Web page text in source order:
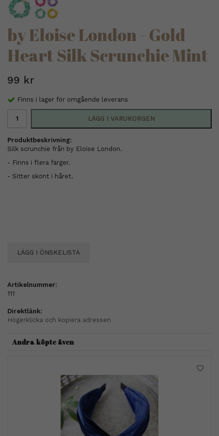
by Eloise London - Gold
Heart Silk Scrunchie Mint
99 kr
Finns i lager för omgående leverans
LÄGG I VARUKORGEN
Produktbeskrivning:
Silk scrunchie från by Eloise London.
- Finns i flera färger.
- Sitter skönt i håret.
LÄGG I ÖNSKELISTA
Artikelnummer:
111
Direktlänk:
Högerklicka och kopiera adressen
Andra köpte även